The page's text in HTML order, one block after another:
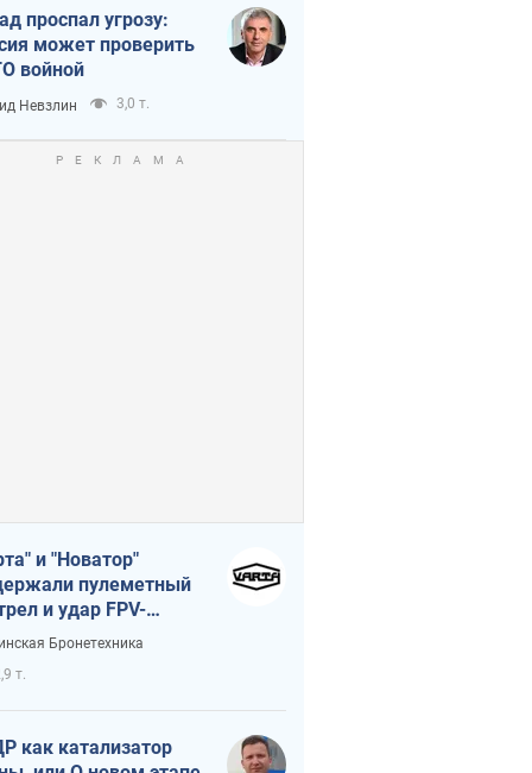
проспал угрозу:
может проверить
войной
Невзлин 3,0 т.
и "Новатор"
пулеметный
и удар FPV-
сохранив жизнь
Бронетехника
т.
как катализатор